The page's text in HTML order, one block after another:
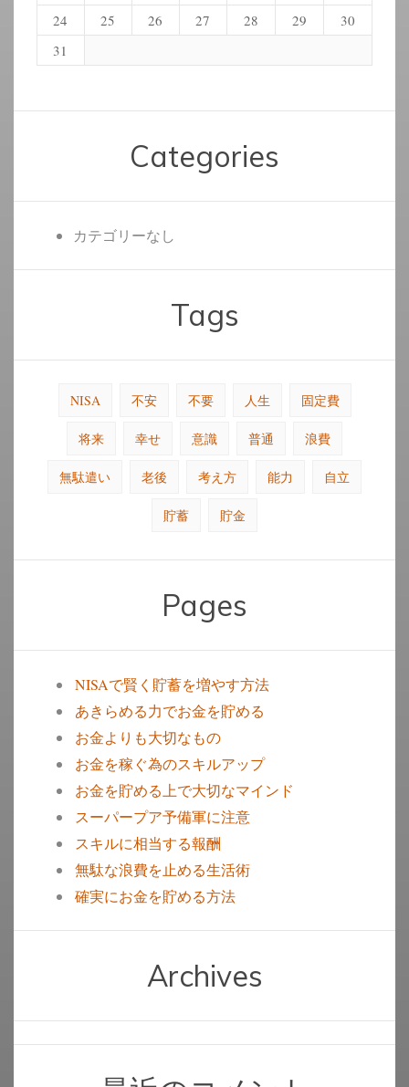
24
25 26 27 28 29
30
31
Categories
カテゴリーなし
Tags
NISA 不安 不要 人生 固定費
将来 幸せ 意識 普通 浪費
無駄遣い 老後 考え方 能力 自立
貯蓄 貯金
Pages
NISAで賢く貯蓄を増やす方法
あきらめる力でお金を貯める
お金よりも大切なもの
お金を稼ぐ為のスキルアップ
お金を貯める上で大切なマインド
スーパープア予備軍に注意
スキルに相当する報酬
無駄な浪費を止める生活術
確実にお金を貯める方法
Archives